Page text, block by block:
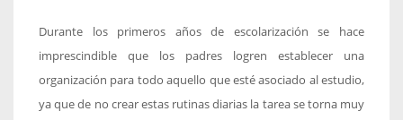
Durante los primeros años de escolarización se hace
imprescindible que los padres logren establecer una
organización para todo aquello que esté asociado al estudio,
ya que de no crear estas rutinas diarias la tarea se torna muy